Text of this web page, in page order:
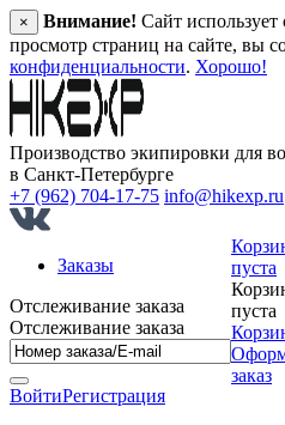
× Внимание! Сайт
просмотр страниц на сайте, вы
конфиденциальности. Хорошо!
Производство экипировки для
в Санкт‑Петербурге
+7 (962) 704-17-75 info@hikexp.ru
Заказы
Отслеживание заказа
Отслеживание заказа
ВойтиРегистрация
пуста
пуста
заказ